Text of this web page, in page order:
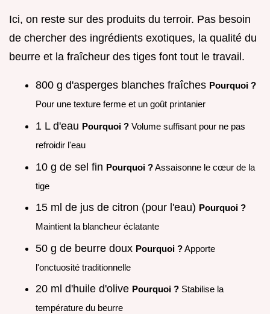
Ici, on reste sur des produits du terroir. Pas besoin
de chercher des ingrédients exotiques, la qualité du
beurre et la fraîcheur des tiges font tout le travail.
800 g d'asperges blanches fraîches Pourquoi ?
Pour une texture ferme et un goût printanier
1 L d'eau Pourquoi ? Volume suffisant pour ne pas
refroidir l'eau
10 g de sel fin Pourquoi ?Assaisonne le cœur de la
tige
15 ml de jus de citron (pour l'eau) Pourquoi ?
Maintient la blancheur éclatante
50 g de beurre doux Pourquoi ?Apporte
l'onctuosité traditionnelle
20 ml d'huile d'olive Pourquoi ? Stabilise la
température du beurre